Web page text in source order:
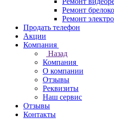
Ремонт
Ремонт
Продать телефон
Акции
Компания
Назад
Компания
О компании
Отзывы
Реквизиты
Наш сервис
Отзывы
Контакты